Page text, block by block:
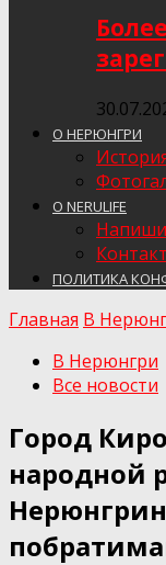
О НЕРЮНГРИ
О NERULIFE
ПОЛИТИКА
Главная В
В Нерюнгри
Все новости
Город
народной